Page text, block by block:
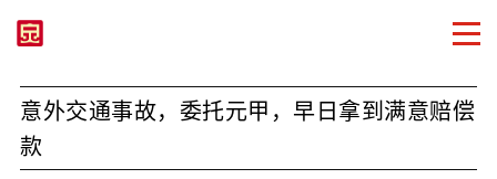
意外交通事故，委托元甲，早日拿到满意赔偿
款